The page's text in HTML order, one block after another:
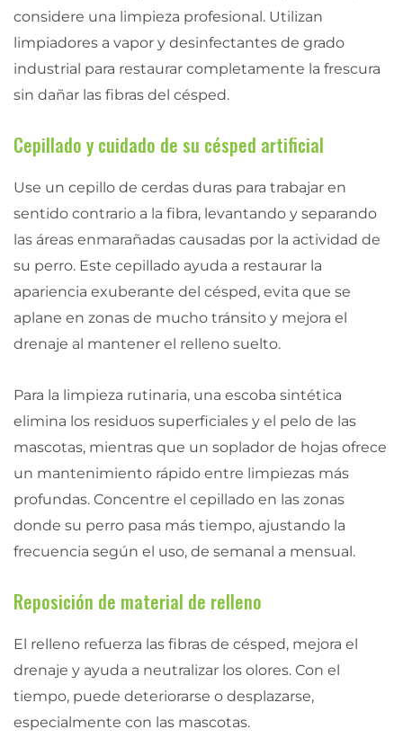
considere una limpieza profesional. Utilizan
limpiadores a vapor y desinfectantes de grado
industrial para restaurar completamente la frescura
sin dañar las fibras del césped.
Cepillado y cuidado de su césped artificial
Use un cepillo de cerdas duras para trabajar en
sentido contrario a la fibra, levantando y separando
las áreas enmarañadas causadas por la actividad de
su perro. Este cepillado ayuda a restaurar la
apariencia exuberante del césped, evita que se
aplane en zonas de mucho tránsito y mejora el
drenaje al mantener el relleno suelto.
Para la limpieza rutinaria, una escoba sintética
elimina los residuos superficiales y el pelo de las
mascotas, mientras que un soplador de hojas ofrece
un mantenimiento rápido entre limpiezas más
profundas. Concentre el cepillado en las zonas
donde su perro pasa más tiempo, ajustando la
frecuencia según el uso, de semanal a mensual.
Reposición de material de relleno
El relleno refuerza las fibras de césped, mejora el
drenaje y ayuda a neutralizar los olores. Con el
tiempo, puede deteriorarse o desplazarse,
especialmente con las mascotas.